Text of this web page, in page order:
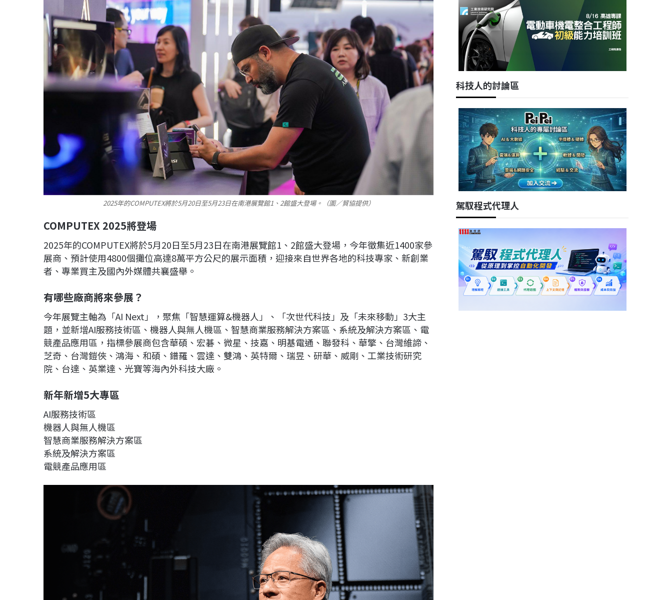
2025年的COMPUTEX將於5月20日至5月23日在南港展覽館1、2館盛大登場。（圖／貿協提供）
COMPUTEX 2025將登場
2025年的COMPUTEX將於5月20日至5月23日在南港展覽館1、2館盛大登場，今年徵集近1400家參
展商、預計使用4800個攤位高達8萬平方公尺的展示面積，迎接來自世界各地的科技專家、新創業
者、專業買主及國內外媒體共襄盛舉。
有哪些廠商將來參展？
今年展覽主軸為「AI Next」，聚焦「智慧運算&機器人」、「次世代科技」及「未來移動」3大主
題，並新增AI服務技術區、機器人與無人機區、智慧商業服務解決方案區、系統及解決方案區、電
競產品應用區，指標參展商包含華碩、宏碁、微星、技嘉、明基電通、聯發科、華擎、台灣維諦、
芝奇、台灣鎧俠、鴻海、和碩、鐠羅、雲達、雙鴻、英特爾、瑞昱、研華、威剛、工業技術研究
院、台達、英業達、光寶等海內外科技大廠。
新年新增5大專區
AI服務技術區
機器人與無人機區
智慧商業服務解決方案區
系統及解決方案區
電競產品應用區
科技人的討論區
駕馭程式代理人